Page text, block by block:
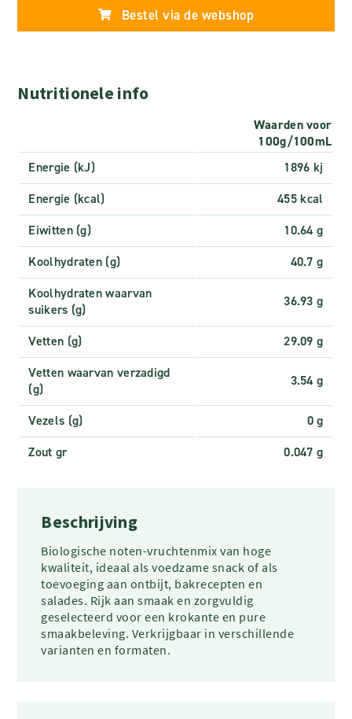
Bestel via de webshop
Nutritionele info
Waarden voor
100g/100mL
Energie (kJ)
1896 kj
Energie (kcal)
455 kcal
Eiwitten (g)
10.64 g
Koolhydraten (g)
40.7 g
Koolhydraten waarvan
suikers (g)
36.93 g
Vetten (g)
29.09 g
Vetten waarvan verzadigd
(g)
3.54 g
Vezels (g)
0 g
Zout gr
0.047 g
Beschrijving
Biologische noten-vruchtenmix van hoge
kwaliteit, ideaal als voedzame snack of als
toevoeging aan ontbijt, bakrecepten en
salades. Rijk aan smaak en zorgvuldig
geselecteerd voor een krokante en pure
smaakbeleving. Verkrijgbaar in verschillende
varianten en formaten.